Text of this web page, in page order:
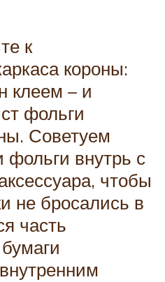
к
короны:
клеем – и
фольги
Советуем
фольги внутрь с
чтобы
не бросались в
часть